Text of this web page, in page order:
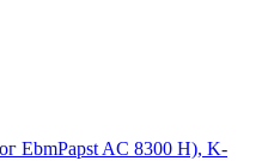
EbmPapst AC 8300 H), K-